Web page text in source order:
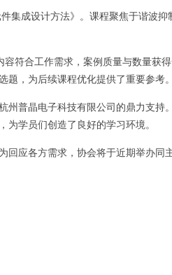
集成设计方法》。课程聚焦于谐波
符合工作需求，案例质量与数量获
，为后续课程优化提供了重要参考。
普晶电子科技有限公司的鼎力支持
学员们创造了良好的学习环境。
应各方需求，协会将于近期举办同